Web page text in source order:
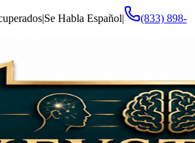
|Se Habla Español|
(833) 898-